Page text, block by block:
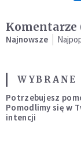
Komentarze
Najnowsze
Potrzebujesz
Pomodlimy się w
intencji